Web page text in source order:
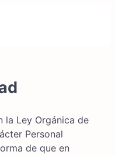
la Ley Orgánica de
Personal
de que en